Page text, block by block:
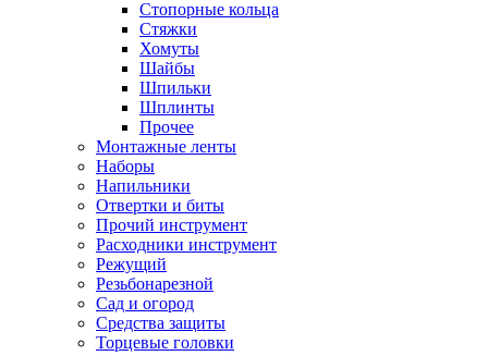
Стопорные кольца
Стяжки
Хомуты
Шайбы
Шпильки
Шплинты
Прочее
Монтажные ленты
Наборы
Напильники
Отвертки и биты
Прочий инструмент
Расходники инструмент
Режущий
Резьбонарезной
Сад и огород
Средства защиты
Торцевые головки